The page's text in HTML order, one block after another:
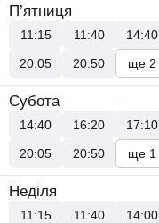
П’ятниця
11:15 11:40 14:40
20:05
20:50 ще 2
Субота
14:40 16:20 17:10
20:05
20:50 ще 1
Неділя
11:15 11:40 14:00